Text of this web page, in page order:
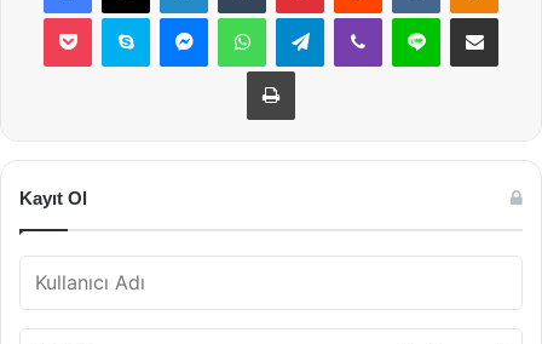
Pocket Skype MessengerWhatsAppTelegramViber Line E-Posta ile
Yazdır
Kayıt Ol